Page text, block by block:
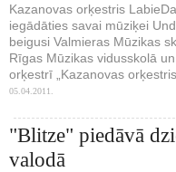
Kazanovas orķestris
iegādāties savai mūziķei
beigusi Valmieras Mūzikas
Rīgas Mūzikas vidusskolā
orķestrī „Kazanovas
05.04.2011.
"Blitze" piedāvā
valodā